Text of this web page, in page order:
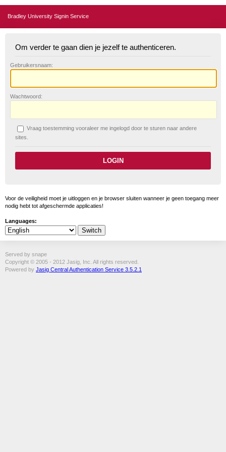
Bradley University Signin Service
Om verder te gaan dien je jezelf te authenticeren.
Gebruikersnaam:
Wachtwoord:
Vraag toestemming vooraleer me ingelogd door te sturen naar andere
sites.
Voor de veiligheid moet je uitloggen en je browser sluiten wanneer je geen toegang meer
nodig hebt tot afgeschermde applicaties!
Languages:
Served by snape
Copyright © 2005 - 2012 Jasig, Inc. All rights reserved.
Powered by Jasig Central Authentication Service 3.5.2.1